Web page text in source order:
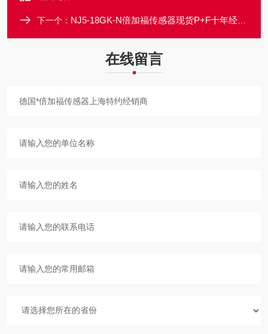
下一个： NJ5-18GK-N倍加福传感器现货P+F十年经销代理公司
在线留言